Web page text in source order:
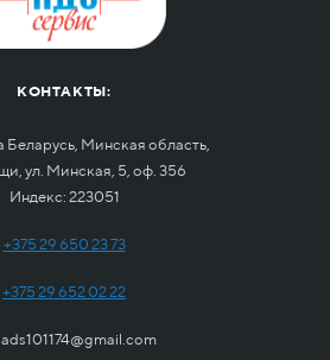
КОНТАКТЫ:
Беларусь, Минская область,
ул. Минская, 5, оф. 356
Индекс: 223051
+375 29 650 23 73
+375 29 652 02 22